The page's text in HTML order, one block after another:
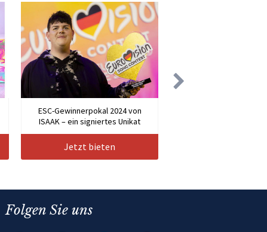
ESC-Gewinnerpokal 2024 von
ISAAK – ein signiertes Unikat
Jetzt bieten
Folgen Sie uns